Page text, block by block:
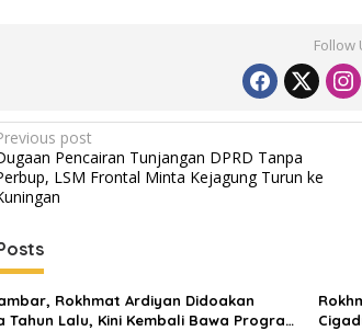
Follow
post
Pencairan Tunjangan DPRD Tanpa
LSM Frontal Minta Kejagung Turun ke
Rokhmat Ardiyan Didoakan
Tahun Lalu, Kini Kembali Bawa Program